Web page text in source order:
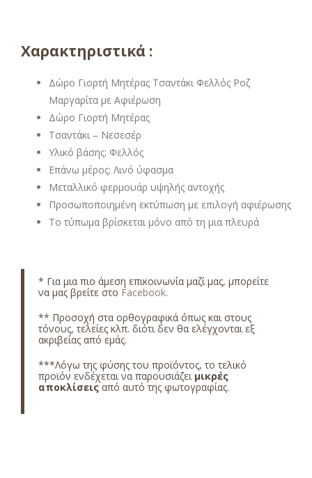
Χαρακτηριστικά :
Δώρο Γιορτή Μητέρας Τσαντάκι Φελλός Ροζ
Μαργαρίτα με Αφιέρωση
Δώρο Γιορτή Μητέρας
Τσαντάκι – Νεσεσέρ
Υλικό βάσης: Φελλός
Επάνω μέρος: Λινό ύφασμα
Μεταλλικό φερμουάρ υψηλής αντοχής
Προσωποποιημένη εκτύπωση με επιλογή αφιέρωσης
Το τύπωμα βρίσκεται μόνο από τη μια πλευρά
* Για μια πιο άμεση επικοινωνία μαζί μας, μπορείτε
να μας βρείτε στο Facebook.
** Προσοχή στα ορθογραφικά όπως και στους
τόνους, τελείες κλπ. διότι δεν θα ελέγχονται εξ
ακριβείας από εμάς.
***Λόγω της φύσης του προϊόντος, το τελικό
προϊόν ενδέχεται να παρουσιάζει μικρές
αποκλίσειςαπό αυτό της φωτογραφίας.